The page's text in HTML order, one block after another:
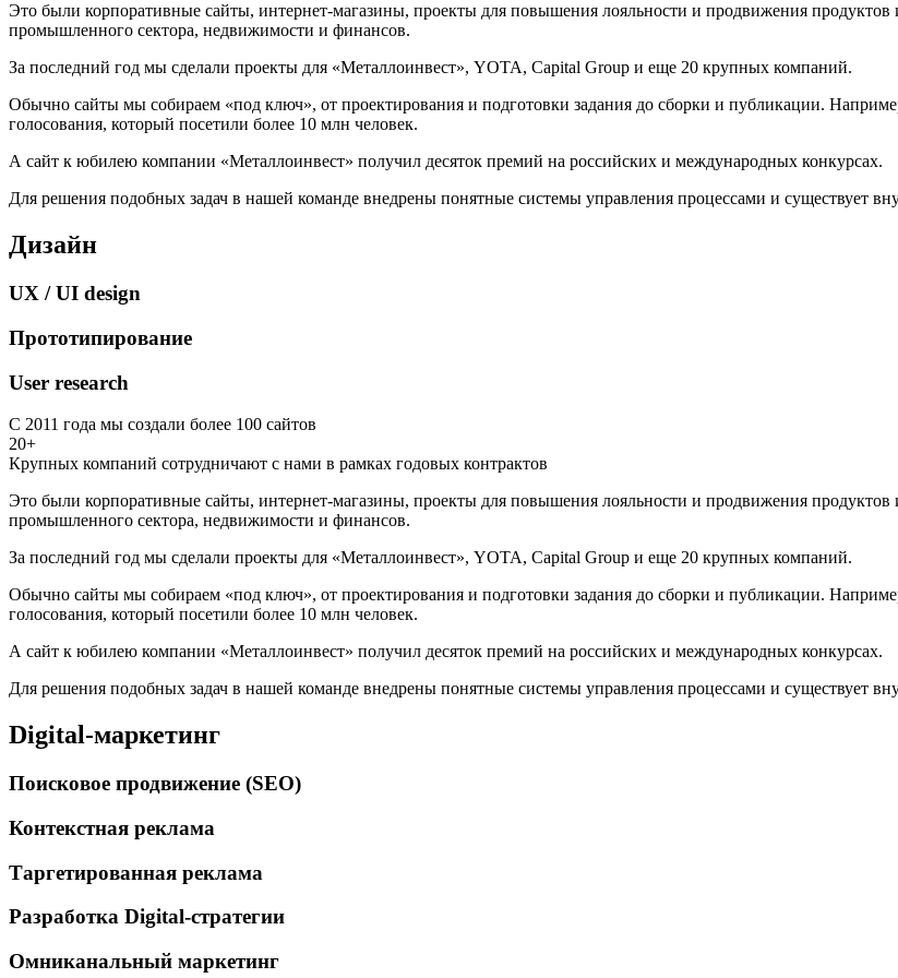
Это были корпоративные сайты, интернет-магазины, проекты для повышения лояльности и продвижения
промышленного сектора, недвижимости и финансов.
За последний год мы сделали проекты для «Металлоинвест», YOTA, Capital Group и еще 20 крупных компаний.
Обычно сайты мы собираем «под ключ», от проектирования и подготовки задания до сборки и публикации.
голосования, который посетили более 10 млн человек.
А сайт к юбилею компании «Металлоинвест» получил десяток премий на российских и международных конкурсах.
Для решения подобных задач в нашей команде внедрены понятные системы управления процессами и существует
Дизайн
UX / UI design
Прототипирование
User research
С 2011 года мы создали более 100 сайтов
20+
Крупных компаний сотрудничают с нами в рамках годовых контрактов
Это были корпоративные сайты, интернет-магазины, проекты для повышения лояльности и продвижения
промышленного сектора, недвижимости и финансов.
За последний год мы сделали проекты для «Металлоинвест», YOTA, Capital Group и еще 20 крупных компаний.
Обычно сайты мы собираем «под ключ», от проектирования и подготовки задания до сборки и публикации.
голосования, который посетили более 10 млн человек.
А сайт к юбилею компании «Металлоинвест» получил десяток премий на российских и международных конкурсах.
Для решения подобных задач в нашей команде внедрены понятные системы управления процессами и существует
Digital-маркетинг
Поисковое продвижение (SEO)
Контекстная реклама
Таргетированная реклама
Разработка Digital-стратегии
Омниканальный маркетинг